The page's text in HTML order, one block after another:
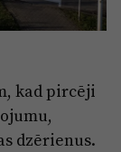
noteikumi
kad pircēji
dzērienus.